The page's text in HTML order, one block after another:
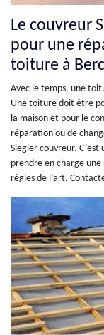
Le couvreur
pour une
toiture à
Avec le temps, une
Une toiture doit être
la maison et pour le
réparation ou de
Siegler couvreur.
prendre en charge
règles de l’art.